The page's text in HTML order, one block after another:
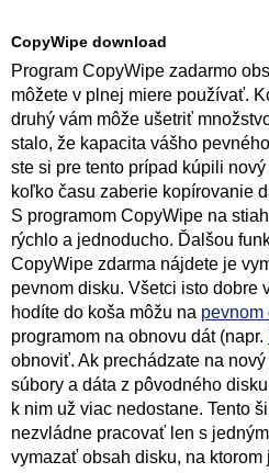
CopyWipe download
Program CopyWipe zadarmo
môžete v plnej miere používať.
druhý vám môže ušetriť
stalo, že kapacita vášho
ste si pre tento prípad kúpili
koľko času zaberie kopírovanie
S programom CopyWipe na
rýchlo a jednoducho. Ďalšou
CopyWipe zdarma nájdete je
pevnom disku. Všetci isto dobre
hodíte do koša môžu na pevnom
programom na obnovu dát (napr.
obnoviť. Ak prechádzate na
súbory a dáta z pôvodného
k nim už viac nedostane. Tento
nezvládne pracovať len s
vymazať obsah disku, na